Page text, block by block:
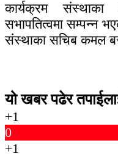
कार्यक्रम
सभापतित्वमा सम्पन्न
संस्थाका सचिब कमल
यो खबर पढेर
+1
0
+1